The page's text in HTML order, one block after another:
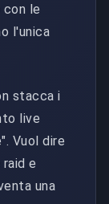
con le
l'unica
stacca i
live
Vuol dire
e
una